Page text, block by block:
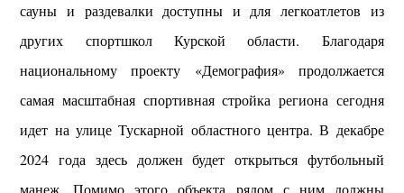
сауны и раздевалки доступны и для легкоатлетов из
других спортшкол Курской области. Благодаря
национальному проекту «Демография» продолжается
самая масштабная спортивная стройка региона сегодня
идет на улице Тускарной областного центра. В декабре
2024 года здесь должен будет открыться футбольный